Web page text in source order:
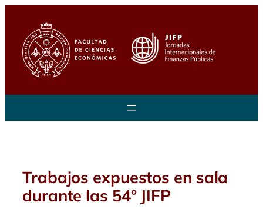
contenido
Trabajos expuestos en sala
durante las 54° JIFP